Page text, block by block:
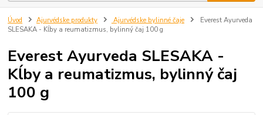
Úvod Ajurvédske produkty Ajurvédske bylinné čaje
Everest Ayurveda
SLESAKA - Kĺby a reumatizmus, bylinný čaj 100 g
Everest Ayurveda SLESAKA -
Kĺby a reumatizmus, bylinný čaj
100 g